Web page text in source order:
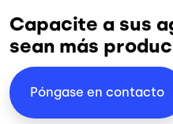
Capacite a sus
sean más
Póngase en contacto